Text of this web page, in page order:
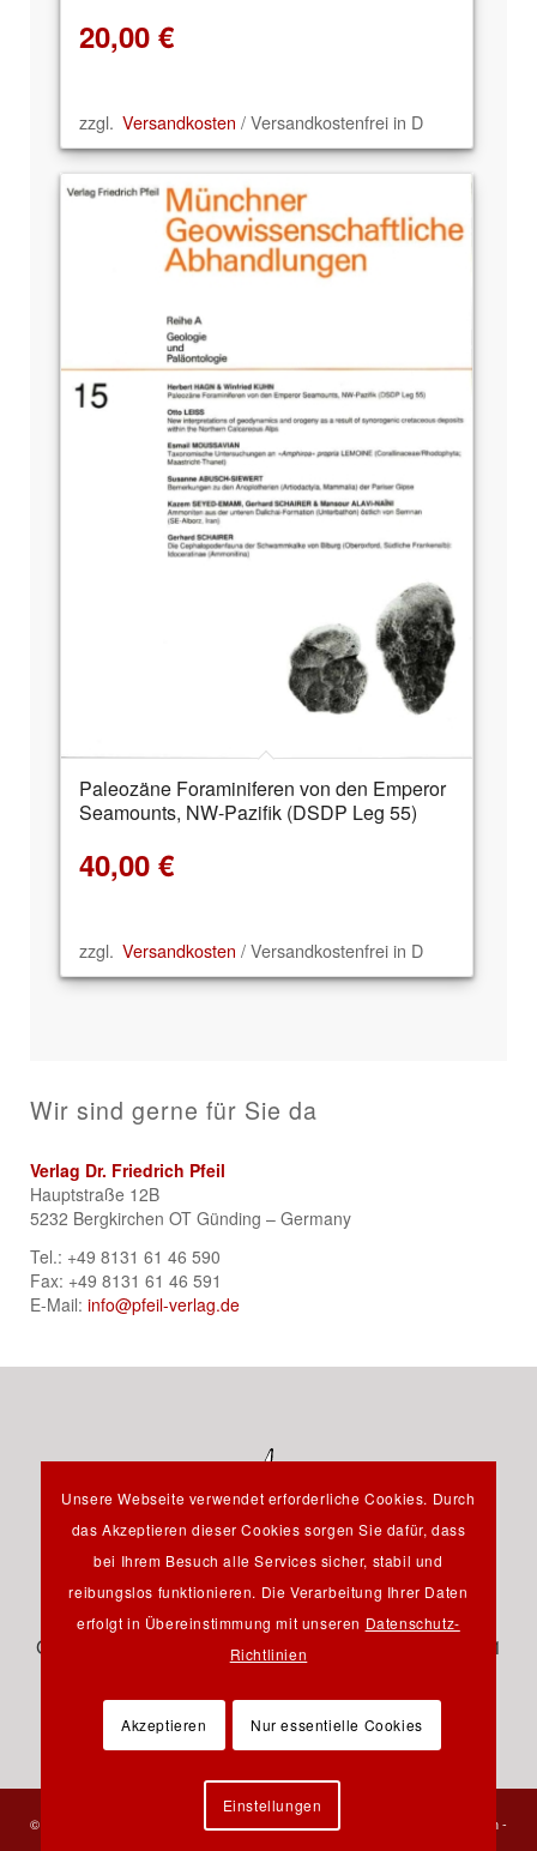
20,00 €
zzgl. Versandkosten / Versandkostenfrei in D
Paleozäne Foraminiferen von den Emperor
Seamounts, NW-Pazifik (DSDP Leg 55)
40,00 €
zzgl. Versandkosten / Versandkostenfrei in D
Wir sind gerne für Sie da
Verlag Dr. Friedrich Pfeil
Hauptstraße 12B
5232 Bergkirchen OT Günding – Germany
Tel.: +49 8131 61 46 590
Fax: +49 8131 61 46 591
E-Mail: info@pfeil-verlag.de
Hauptstraße 12B - 85232 Bergkirchen OT Günding -
Germany - Tel.: +49 8131 61 46 590 - Fax: +49 8131 61
© 2023 Verlag Dr. Friedrich Pfeil - Alle Rechte vorbehalten - Impressum-
Unsere Webseite verwendet erforderliche Cookies. Durch
das Akzeptieren dieser Cookies sorgen Sie dafür, dass
bei Ihrem Besuch alle Services sicher, stabil und
reibungslos funktionieren. Die Verarbeitung Ihrer Daten
erfolgt in Übereinstimmung mit unseren Datenschutz-
Richtlinien
Akzeptieren Nur essentielle Cookies
Einstellungen